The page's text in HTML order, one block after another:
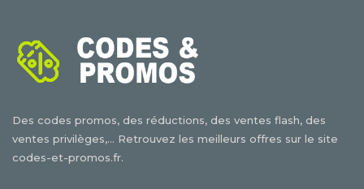
Des codes promos, des réductions, des ventes flash, des
ventes privilèges,... Retrouvez les meilleurs offres sur le site
codes-et-promos.fr.